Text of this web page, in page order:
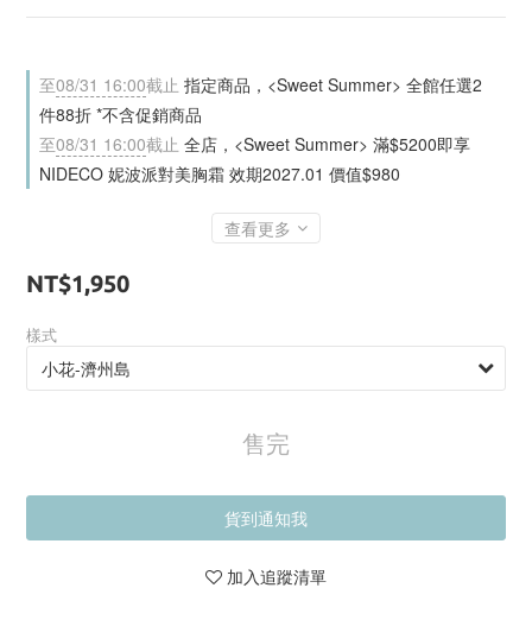
至08/31 16:00截止 指定商品，<Sweet Summer> 全館任選2
件88折 *不含促銷商品
至08/31 16:00截止 全店，<Sweet Summer> 滿$5200即享
NIDECO 妮波派對美胸霜 效期2027.01 價值$980
查看更多
NT$1,950
樣式
售完
貨到通知我
加入追蹤清單